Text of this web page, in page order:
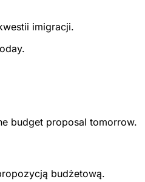
imigracji.
budget proposal tomorrow.
budżetową.